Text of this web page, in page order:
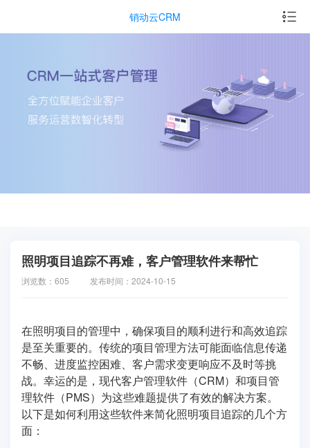
销动云CRM
照明项目追踪不再难，客户管理软件来帮忙
浏览数：605 发布时间：2024-10-15
在照明项目的管理中，确保项目的顺利进行和高效追踪
是至关重要的。传统的项目管理方法可能面临信息传递
不畅、进度监控困难、客户需求变更响应不及时等挑
战。幸运的是，现代客户管理软件（CRM）和项目管
理软件（PMS）为这些难题提供了有效的解决方案。
以下是如何利用这些软件来简化照明项目追踪的几个方
面：